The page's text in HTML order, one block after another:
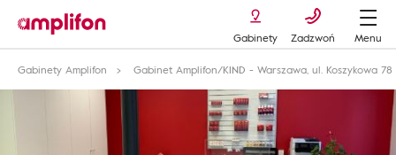
Gabinety Zadzwoń
Menu
Gabinety Amplifon
Gabinet Amplifon/KIND - Warszawa, ul. Koszykowa 78